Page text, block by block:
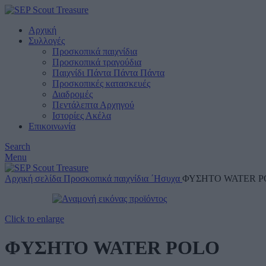
Αρχική
Συλλογές
Προσκοπικά παιχνίδια
Προσκοπικά τραγούδια
Παιχνίδι Πάντα Πάντα Πάντα
Προσκοπικές κατασκευές
Διαδρομές
Πεντάλεπτα Αρχηγού
Ιστορίες Ακέλα
Επικοινωνία
Search
Menu
Αρχική σελίδα Προσκοπικά παιχνίδια ΄Ησυχα ΦΥΣΗΤΟ WATER
Click to enlarge
ΦΥΣΗΤΟ WATER POLO